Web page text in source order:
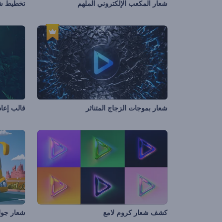
شعار المكعب الإلكتروني الملهم تخطيط
شعار بموجات الزجاج المتناثر قالب
كشف شعار كروم لامع شعار